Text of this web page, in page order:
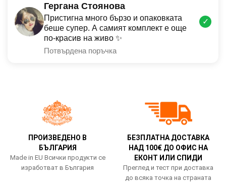
Гергана Стоянова
Пристигна много бързо и опаковката
беше супер. А самият комплект е още
по-красив на живо ✨
Потвърдена поръчка
✓
ПРОИЗВЕДЕНО В
БЪЛГАРИЯ
Made in EU Всички продукти се
изработват в България
БЕЗПЛАТНА ДОСТАВКА
НАД 100€ ДО ОФИС НА
ЕКОНТ ИЛИ СПИДИ
Преглед и тест при доставка
до всяка точка на страната